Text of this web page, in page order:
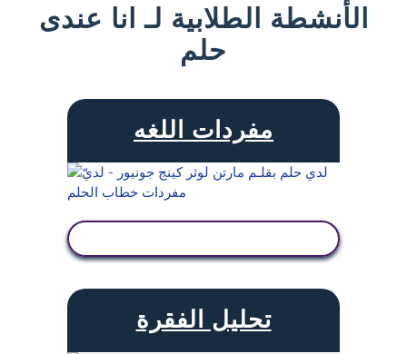
الأنشطة الطلابية لـ انا عندى
حلم
مفردات اللغه
تحليل الفقرة